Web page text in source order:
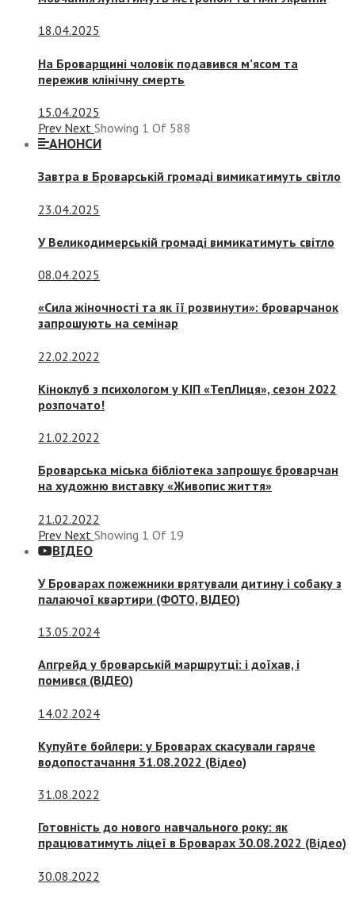
18.04.2025
На Броварщині чоловік подавився м’ясом та
пережив клінічну смерть
15.04.2025
Prev Next Showing 1 Of 588
АНОНСИ
Завтра в Броварській громаді вимикатимуть світло
23.04.2025
У Великодимерській громаді вимикатимуть світло
08.04.2025
«Сила жіночності та як її розвинути»: броварчанок
запрошують на семінар
22.02.2022
Кіноклуб з психологом у КІП «ТепЛиця», сезон 2022
розпочато!
21.02.2022
Броварська міська бібліотека запрошує броварчан
на художню виставку «Живопис життя»
21.02.2022
Prev Next Showing 1 Of 19
ВІДЕО
У Броварах пожежники врятували дитину і собаку з
палаючої квартири (ФОТО, ВІДЕО)
13.05.2024
Апгрейд у броварській маршрутці: і доїхав, і
помився (ВІДЕО)
14.02.2024
Купуйте бойлери: у Броварах скасували гаряче
водопостачання 31.08.2022 (Відео)
31.08.2022
Готовність до нового навчального року: як
працюватимуть ліцеї в Броварах 30.08.2022 (Відео)
30.08.2022